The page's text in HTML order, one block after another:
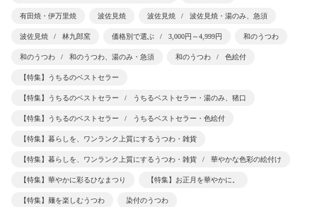
有田焼・伊万里焼 波佐見焼 波佐見焼 波佐見焼・湯のみ、急須
波佐見焼 林九郎窯 価格別で選ぶ 3,000円～4,999円 和のうつわ
和のうつわ 和のうつわ、湯のみ・急須 和のうつわ 色絵付
【特集】うちるのベストセラー
【特集】うちるのベストセラー うちるベストセラー・湯のみ、猪口
【特集】うちるのベストセラー うちるベストセラー・色絵付
【特集】暮らしを、ワンランク上質にするうつわ・雑貨
【特集】暮らしを、ワンランク上質にするうつわ・雑貨 華やかな色彩の絵付け
【特集】華やかに彩るひなまつり 【特集】お正月を華やかに。
【特集】麺を楽しむうつわ 染付のうつわ